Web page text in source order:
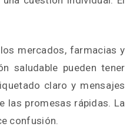
mercados, farmacias y
saludable pueden tener
claro y mensajes
las promesas rápidas. La
confusión.